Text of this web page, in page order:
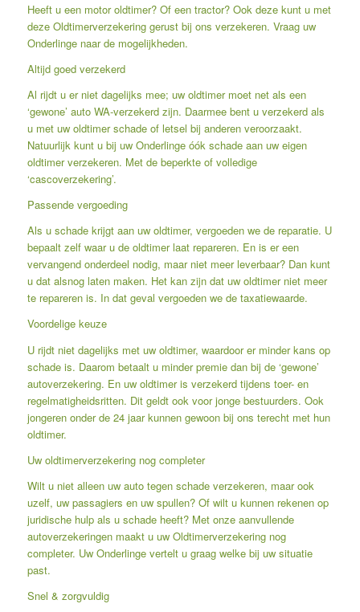
Heeft u een motor oldtimer? Of een tractor? Ook deze kunt u met
deze Oldtimerverzekering gerust bij ons verzekeren. Vraag uw
Onderlinge naar de mogelijkheden.
Altijd goed verzekerd
Al rijdt u er niet dagelijks mee; uw oldtimer moet net als een
‘gewone’ auto WA-verzekerd zijn. Daarmee bent u verzekerd als
u met uw oldtimer schade of letsel bij anderen veroorzaakt.
Natuurlijk kunt u bij uw Onderlinge óók schade aan uw eigen
oldtimer verzekeren. Met de beperkte of volledige
‘cascoverzekering’.
Passende vergoeding
Als u schade krijgt aan uw oldtimer, vergoeden we de reparatie. U
bepaalt zelf waar u de oldtimer laat repareren. En is er een
vervangend onderdeel nodig, maar niet meer leverbaar? Dan kunt
u dat alsnog laten maken. Het kan zijn dat uw oldtimer niet meer
te repareren is. In dat geval vergoeden we de taxatiewaarde.
Voordelige keuze
U rijdt niet dagelijks met uw oldtimer, waardoor er minder kans op
schade is. Daarom betaalt u minder premie dan bij de ‘gewone’
autoverzekering. En uw oldtimer is verzekerd tijdens toer- en
regelmatigheidsritten. Dit geldt ook voor jonge bestuurders. Ook
jongeren onder de 24 jaar kunnen gewoon bij ons terecht met hun
oldtimer.
Uw oldtimerverzekering nog completer
Wilt u niet alleen uw auto tegen schade verzekeren, maar ook
uzelf, uw passagiers en uw spullen? Of wilt u kunnen rekenen op
juridische hulp als u schade heeft? Met onze aanvullende
autoverzekeringen maakt u uw Oldtimerverzekering nog
completer. Uw Onderlinge vertelt u graag welke bij uw situatie
past.
Snel & zorgvuldig